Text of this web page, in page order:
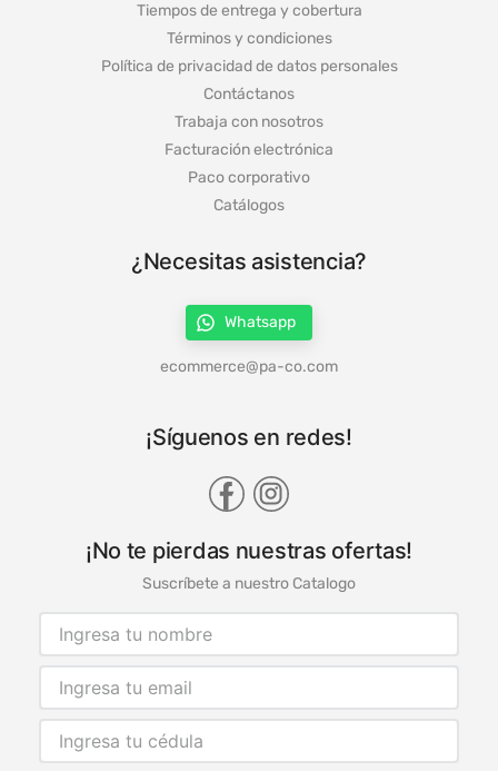
Tiempos de entrega y cobertura
Términos y condiciones
Política de privacidad de datos personales
Contáctanos
Trabaja con nosotros
Facturación electrónica
Paco corporativo
Catálogos
¿Necesitas asistencia?
Whatsapp
ecommerce@pa-co.com
¡Síguenos en redes!
¡No te pierdas nuestras ofertas!
Suscríbete a nuestro Catalogo